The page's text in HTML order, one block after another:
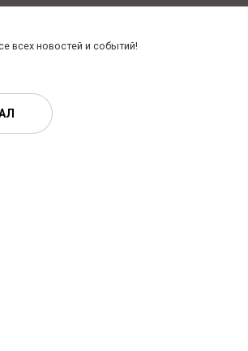
всех новостей и событий!